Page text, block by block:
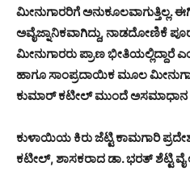
ಮೀನುಗಾರರಿಗೆ
ಅವೈಜ್ನಾನಿಕವಾಗಿದ್ದು, ನಾಡದೋಣಿಕೆ
ಮೀನುಗಾರರು ಪ್ರಾಣ ಭೀತಿಯಲ್ಲಿದ್ದಾರೆ
ಹಾಗೂ ಸಾಂಪ್ರದಾಯಿಕ ಮೂಲ
ಕುಮಾರ್ ಕಟೀಲ್ ಮುಂದೆ
ಕುಳಾಯಿಯ ಕಿರು ಜೆಟ್ಟಿ ಕಾಮಗಾರಿ
ಕಟೀಲ್, ಶಾಸಕರಾದ ಡಾ. ಭರತ್ ಶೆಟ್ಟಿ